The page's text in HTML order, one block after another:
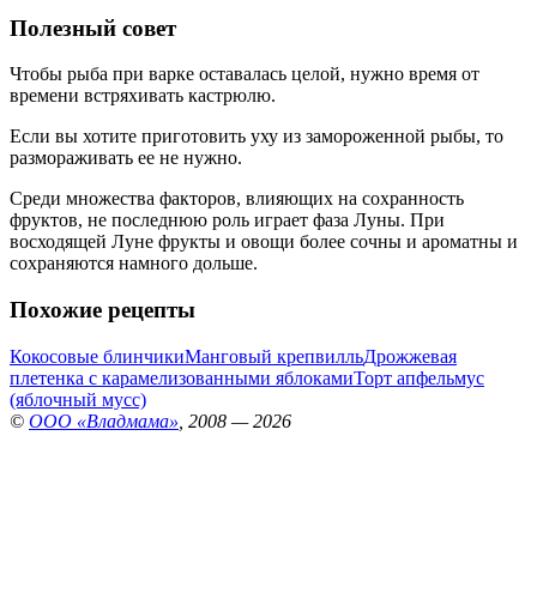
Полезный совет
Чтобы рыба при варке оставалась целой, нужно время от
времени встряхивать кастрюлю.
Если вы хотите приготовить уху из замороженной рыбы, то
размораживать ее не нужно.
Среди множества факторов, влияющих на сохранность
фруктов, не последнюю роль играет фаза Луны. При
восходящей Луне фрукты и овощи более сочны и ароматны и
сохраняются намного дольше.
Похожие рецепты
Кокосовые блинчикиМанговый крепвилльДрожжевая
плетенка с карамелизованными яблокамиТорт апфельмус
(яблочный мусс)
© ООО «Владмама» , 2008 — 2026